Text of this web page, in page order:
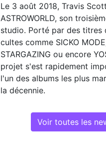
Le 3 août 2018, Travis
ASTROWORLD, son
studio. Porté par des titres
cultes comme SICKO
STARGAZING ou encore
projet s'est rapidement
l'un des albums les plus
la décennie.
Voir toutes les